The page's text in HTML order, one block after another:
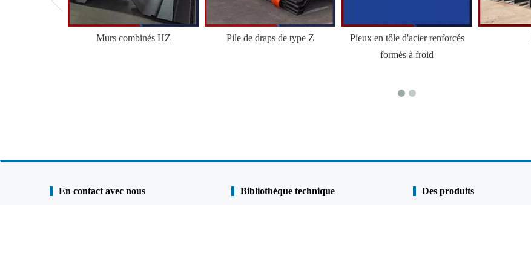
Murs combinés HZ Pile de draps de type Z
Pieux en tôle d'acier renforcés
formés à froid
En contact avec nous Bibliothèque technique Des produits